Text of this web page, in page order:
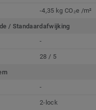
-4,35 kg CO₂e /m²
/ Standaardafwijking
-
28 / 5
-
2-lock